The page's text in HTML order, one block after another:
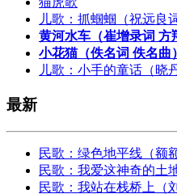
儿歌：抓蝈蝈（祝远良
黄河水车（崔增录词 方
小花猫（佚名词 佚名曲）
儿歌：小手的童话（晓
最新
民歌：绿色地平线（额
民歌：我爱这神奇的土
民歌：我站在栈桥上（